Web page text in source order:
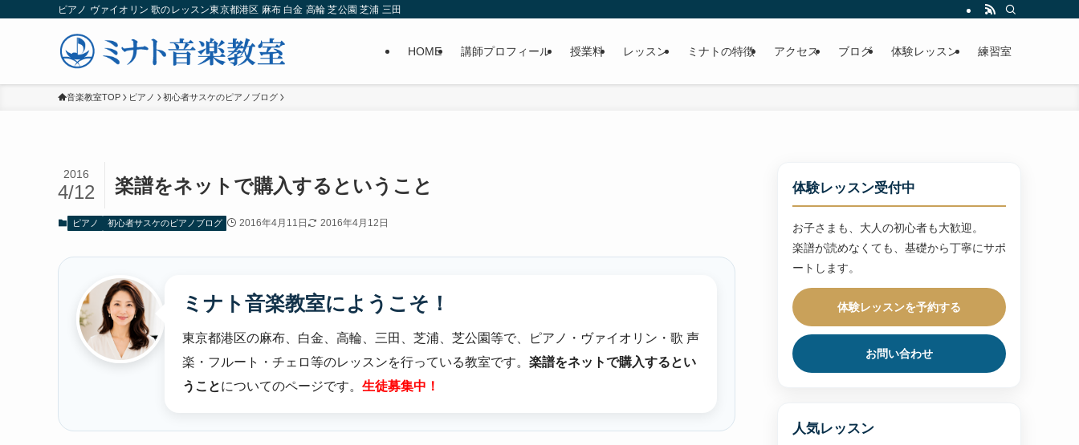
ピアノ ヴァイオリン 歌のレッスン東京都港区 麻布 白金 高輪 芝公園 芝浦 三田
HOME 講師プロフィール 授業料 レッスン ミナトの特徴 アクセス ブログ 体験レッスン 練習室
音楽教室TOP ピアノ 初心者サスケのピアノブログ
楽譜をネットで購入するということ
2016
4/12
ピアノ 初心者サスケのピアノブログ 2016年4月11日 2016年4月12日
ミナト音楽教室にようこそ！
東京都港区の麻布、白金、高輪、三田、芝浦、芝公園等で、ピアノ・ヴァイオリン・歌 声
楽・フルート・チェロ等のレッスンを行っている教室です。 楽譜をネットで購入するとい
うことについてのページです。 生徒募集中！
体験レッスン受付中
お子さまも、大人の初心者も大歓迎。
楽譜が読めなくても、基礎から丁寧にサポ
ートします。
体験レッスンを予約する
お問い合わせ
人気レッスン